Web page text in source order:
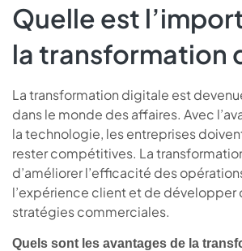
Quelle est
la transformation
La transformation digitale est
dans le monde des affaires. Avec
la technologie, les entreprises
rester compétitives. La
d’améliorer l’efficacité des
l’expérience client et de développer
stratégies commerciales.
Quels sont les avantages de la